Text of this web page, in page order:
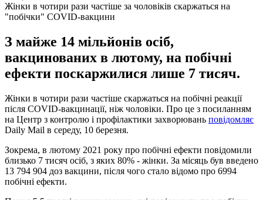
Жінки в чотири рази частіше за чоловіків скаржаться на
"побічки" COVID-вакцини
З майже 14 мільйонів осіб,
вакцинованих в лютому, на побічні
ефекти поскаржилися лише 7 тисяч.
Жінки в чотири рази частіше скаржаться на побічні реакції
після COVID-вакцинації, ніж чоловіки. Про це з посиланням
на Центр з контролю і профілактики захворювань повідомляє
Daily Mail в середу, 10 березня.
Зокрема, в лютому 2021 року про побічні ефекти повідомили
близько 7 тисяч осіб, з яких 80% - жінки. За місяць був введено
13 794 904 доз вакцини, після чого стало відомо про 6994
побічні ефекти.